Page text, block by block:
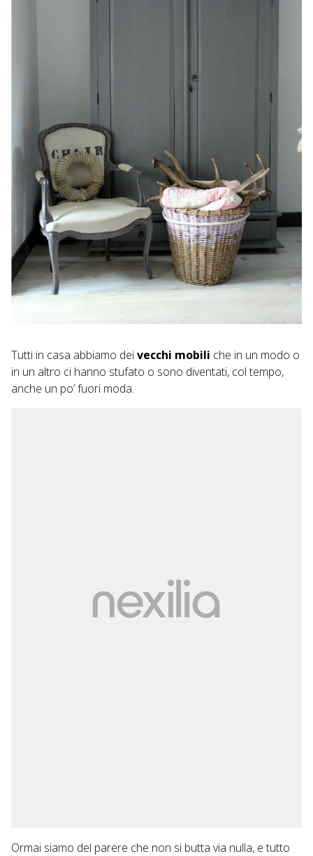
Tutti in casa abbiamo deivecchi mobili che in un modo o
in un altro ci hanno stufato o sono diventati, col tempo,
anche un po’ fuori moda.
Ormai siamo del parere che non si butta via nulla, e tutto